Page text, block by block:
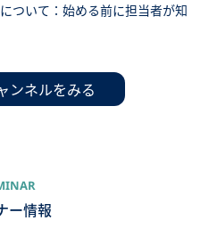
ついて：始める前に担当者が知
ンネルをみる
ー情報